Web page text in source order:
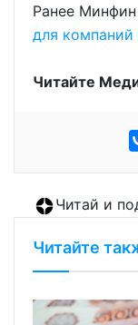
Ранее
для компаний
Читайте
Читай и
Читайте